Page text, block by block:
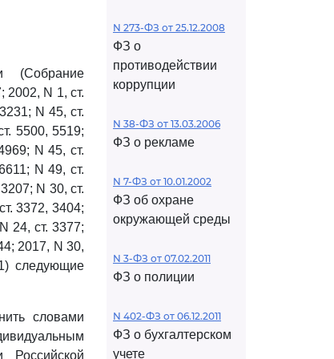
(Собрание
2002, N 1, ст.
N 45, ст.
5500, 5519;
N 45, ст.
N 49, ст.
N 30, ст.
3372, 3404;
24, ст. 3377;
2017, N 30,
следующие
словами
Российской
N 273-ФЗ от 25.12.2008
ФЗ о
противодействии
коррупции
N 38-ФЗ от 13.03.2006
ФЗ о рекламе
N 7-ФЗ от 10.01.2002
ФЗ об охране
окружающей среды
N 3-ФЗ от 07.02.2011
ФЗ о полиции
N 402-ФЗ от 06.12.2011
ФЗ о бухгалтерском
учете